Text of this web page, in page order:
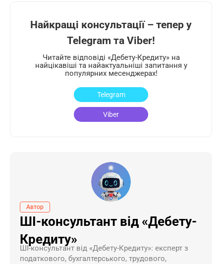
Найкращі консультації – тепер у
Telegram та Viber!
Читайте відповіді «Дебету-Кредиту» на
найцікавіші та найактуальніші запитання у
популярних месенджерах!
Telegram
Viber
Автор
ШІ-консультант від «Дебету-
Кредиту»
ШI-консультант від «Дебету-Кредиту»: експерт з
податкового, бухгалтерського, трудового,